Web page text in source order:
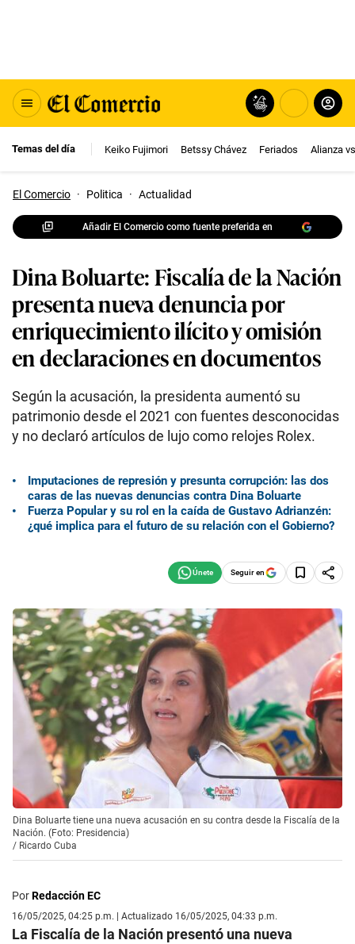
Temas del día Keiko Fujimori Betssy Chávez Feriados Alianza
El Comercio · Politica · Actualidad
Añadir El Comercio como fuente preferida en
Dina Boluarte: Fiscalía de la Nación
presenta nueva denuncia por
enriquecimiento ilícito y omisión
en declaraciones en documentos
Según la acusación, la presidenta aumentó su
patrimonio desde el 2021 con fuentes desconocidas
y no declaró artículos de lujo como relojes Rolex.
Imputaciones de represión y presunta corrupción: las dos
caras de las nuevas denuncias contra Dina Boluarte
Fuerza Popular y su rol en la caída de Gustavo Adrianzén:
¿qué implica para el futuro de su relación con el Gobierno?
Seguir en
Dina Boluarte tiene una nueva acusación en su contra desde la Fiscalía de la
Nación. (Foto: Presidencia)
/ Ricardo Cuba
PorRedacción EC
16/05/2025, 04:25 p.m. | Actualizado 16/05/2025, 04:33 p.m.
La Fiscalía de la Nación presentó una nueva